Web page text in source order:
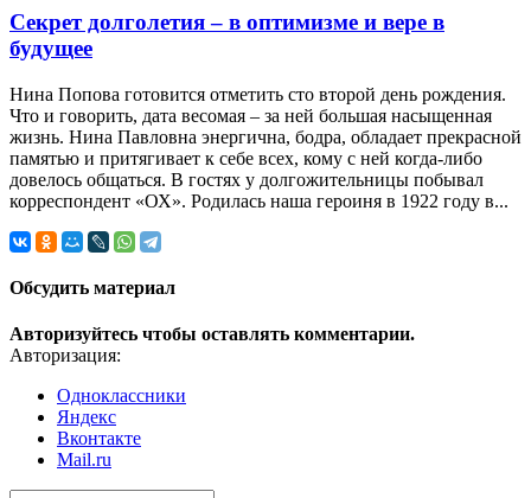
Секрет долголетия – в оптимизме и вере в
будущее
Нина Попова готовится отметить сто второй день рождения.
Что и говорить, дата весомая – за ней большая насыщенная
жизнь. Нина Павловна энергична, бодра, обладает прекрасной
памятью и притягивает к себе всех, кому с ней когда-либо
довелось общаться. В гостях у долгожительницы побывал
корреспондент «ОХ». Родилась наша героиня в 1922 году в...
Обсудить материал
Авторизуйтесь чтобы оставлять комментарии.
Авторизация:
Одноклассники
Яндекс
Вконтакте
Mail.ru